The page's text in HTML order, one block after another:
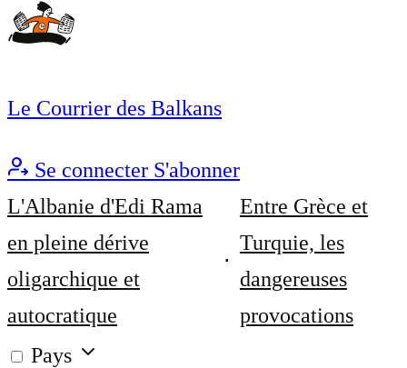
Le Courrier des Balkans
Se connecter S'abonner
L'Albanie d'Edi Rama
en pleine dérive
oligarchique et
autocratique
Entre Grèce et
Turquie, les
dangereuses
provocations
Pays